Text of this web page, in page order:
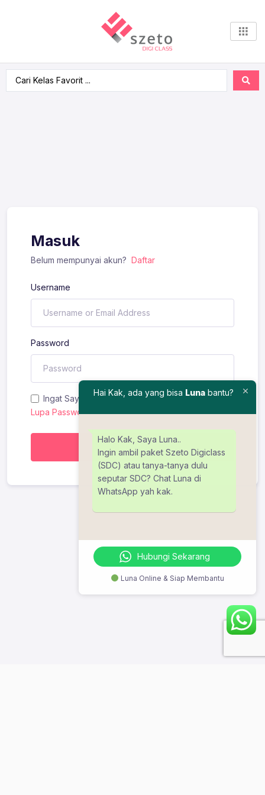
Masuk
Belum mempunyai akun? Daftar
Username
Password
Ingat Saya
Lupa Password?
Masuk
Hai Kak, ada yang bisa Luna bantu?
Halo Kak, Saya Luna..
Ingin ambil paket Szeto Digiclass
(SDC) atau tanya-tanya dulu
seputar SDC? Chat Luna di
WhatsApp yah kak.
Hubungi Sekarang
Luna Online & Siap Membantu